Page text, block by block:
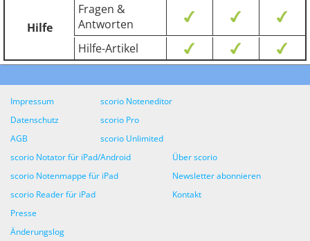
Hilfe
Fragen &
Antworten
Hilfe-Artikel
Impressum
Datenschutz
AGB
scorio Noteneditor
scorio Pro
scorio Unlimited
scorio Notator für iPad/Android
scorio Notenmappe für iPad
scorio Reader für iPad
Über scorio
Newsletter abonnieren
Kontakt
Presse
Änderungslog